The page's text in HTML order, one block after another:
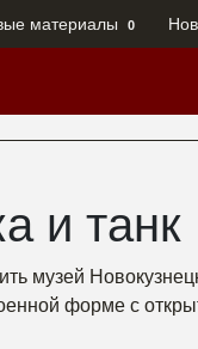
материалы 0
и танк
музей
форме с